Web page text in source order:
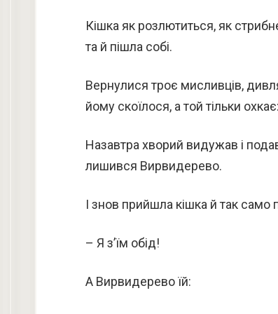
Кішка як розлютиться, як
та й пішла собі.
Вернулися троє мисливців,
йому скоїлося, а той тільки
Назавтра хворий видужав і
лишився Вирвидерево.
І знов прийшла кішка й так само
– Я з’їм обід!
А Вирвидерево їй: